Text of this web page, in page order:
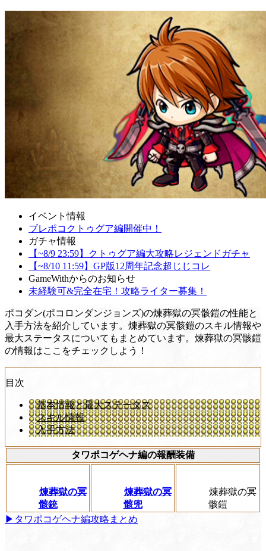
イベント情報
ブレポコクトゥグア編開催中！
ガチャ情報
【~8/9 23:59】クトゥグア編大攻略レジェンドガチャ
【~8/10 11:59】GP版12周年記念超じじコレ
GameWithからのお知らせ
未経験可&完全在宅！攻略ライター募集！
ポコダン(ポコロンダンジョンズ)の煉葬獄の冥骸鎧の性能と
入手方法を紹介しています。煉葬獄の冥骸鎧のスキル情報や
最大ステータスについてもまとめています。煉葬獄の冥骸鎧
の情報はここをチェックしよう！
目次
基本情報と最大ステータス
スキル情報
入手方法
タワポコゲヘナ編の報酬装備
煉葬獄の冥
骸銃
煉葬獄の冥
骸兜
煉葬獄の冥
骸鎧
▶タワポコゲヘナ編攻略まとめ